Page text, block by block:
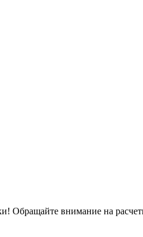
внимание на